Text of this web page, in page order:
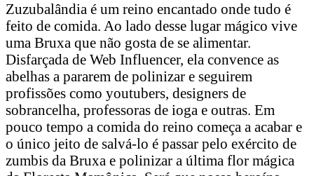
Zuzubalândia é um reino encantado onde tudo é
feito de comida. Ao lado desse lugar mágico vive
uma Bruxa que não gosta de se alimentar.
Disfarçada de Web Influencer, ela convence as
abelhas a pararem de polinizar e seguirem
profissões como youtubers, designers de
sobrancelha, professoras de ioga e outras. Em
pouco tempo a comida do reino começa a acabar e
o único jeito de salvá-lo é passar pelo exército de
zumbis da Bruxa e polinizar a última flor mágica